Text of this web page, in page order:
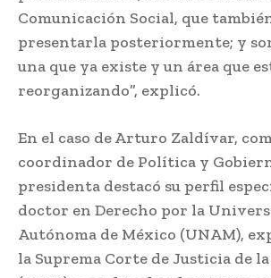
Comunicación Social, que
presentarla posteriormente; y
una que ya existe y un área que
reorganizando”, explicó.
En el caso de Arturo Zaldívar,
coordinador de Política y
presidenta destacó su perfil
doctor en Derecho por la
Autónoma de México (UNAM),
la Suprema Corte de Justicia de